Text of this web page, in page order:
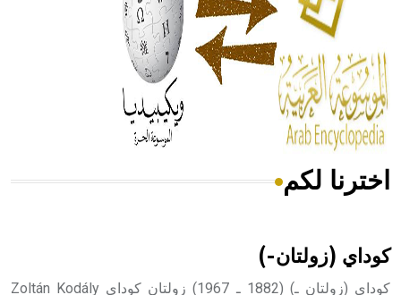
- هل تعلم أن المرجان إفراز حيواني يتكون في البحر ويتركب
من مادة كربونات الكلسيوم، وهو أحمر أو شديد الحمرة وهو
أجود أنواعه، ويمتاز بكبر الحجم ويسمى الش
هل تعلم أن الأبسيد كلمة فرنسية اللفظ تم اعتمادها مصطلحاً
اخترنا لكم
كوداي (زولتان-)
كوداي (زولتان ـ) (1882 ـ 1967) زولتان كوداي Zoltán Kodály